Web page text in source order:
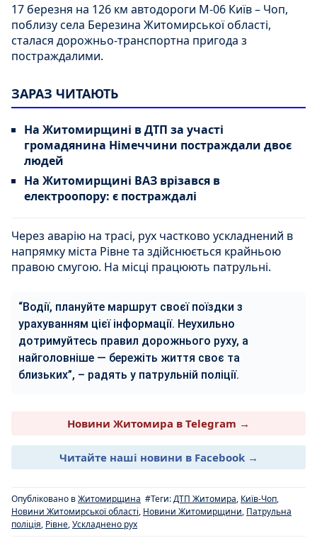
17 березня на 126 км автодороги М-06 Київ – Чоп,
поблизу села Березина Житомирської області,
сталася дорожньо-транспортна пригода з
постраждалими.
ЗАРАЗ ЧИТАЮТЬ
На Житомирщині в ДТП за участі
громадянина Німеччини постраждали двоє
людей
На Житомирщині ВАЗ врізався в
електроопору: є постраждалі
Через аварію на трасі, рух частково ускладнений в
напрямку міста Рівне та здійснюється крайньою
правою смугою. На місці працюють патрульні.
“Водії, плануйте маршрут своєї поїздки з
урахуванням цієї інформації. Неухильно
дотримуйтесь правил дорожнього руху, а
найголовніше — бережіть життя своє та
близьких”, – радять у патрульній поліції.
Новини Житомира в Telegram →
Читайте наші новини в Facebook →
Опубліковано вЖитомирщина #Теги:ДТП Житомира, Київ-Чоп,
Новини Житомирської області, Новини Житомирщини, Патрульна
поліція, Рівне,Ускладнено рух